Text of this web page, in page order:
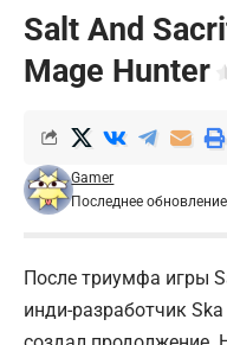
Salt And
Mage Hunter
Последнее
Gamer
После триумфа игры
инди-разработчик